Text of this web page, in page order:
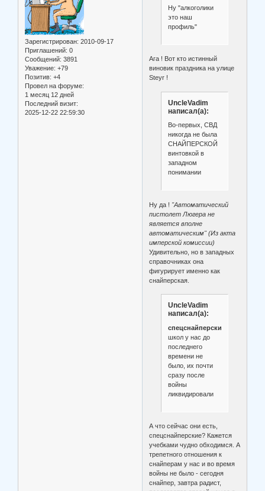
Зарегистрирован: 2010-09-17
Приглашений: 0
Сообщений: 3891
Уважение: +79
Позитив: +4
Провел на форуме:
1 месяц 12 дней
Последний визит:
2025-12-22 22:59:30
Ну "алкоголики
это наш
профиль"
Ага ! Вот кто истинный
виновик праздника на улице
Steyr !
UncleVadim
написал(а):
Во-первых, СВД
никогда не была
СНАЙПЕРСКОЙ
винтовкой в
западном
понимании
Ну да ! "Автоматический
пистолет Люгера не
является вполне
автоматическим" (Из акта
имперской комиссии)
Удивительно, но в западных
справочниках она
фигурирует именно как
снайперская.
UncleVadim
написал(а):
спецснайперских
школ у нас до
последнего
времени не
было, их почти
сразу после
войны
ликвидировали
А что сейчас они есть,
спецснайперские? Кажется
учебками чудно обходимся. А
трепетного отношения к
снайперам у нас и во время
войны не было - сегодня
снайпер, завтра радист,